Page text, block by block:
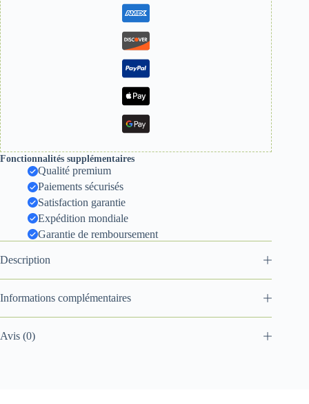
Fonctionnalités supplémentaires
Qualité premium
Paiements sécurisés
Satisfaction garantie
Expédition mondiale
Garantie de remboursement
Description
Informations complémentaires
Avis (0)